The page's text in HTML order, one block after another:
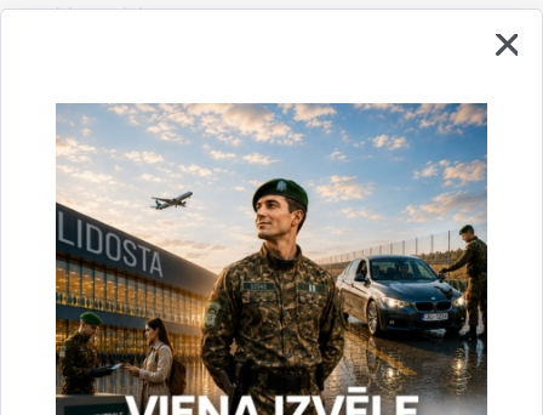
riska analīzi
aprīkojumu (sensorus, pasu lasītājus, komparatoru) un
aprīkojot Kopējos Kontaktpunktus
Projekta kopējais finansējums: 494 813, 32 EUR
LV VRS ieguldījums: 24 802, 34 EUR
Projektu finansē Eiropas Savienība.
Šī publikācija ir veidota ar Starptautiskās Migrācijas politikas